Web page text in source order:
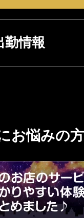
勤情報
お悩みの